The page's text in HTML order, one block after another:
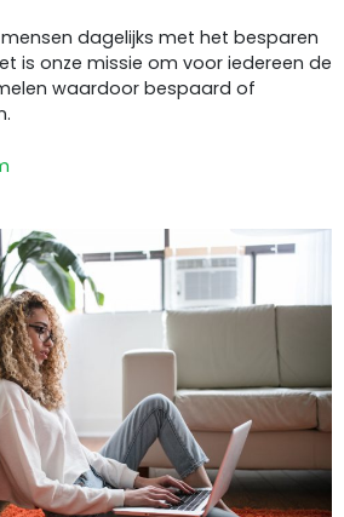
mensen dagelijks met het besparen
is onze missie om voor iedereen de
waardoor bespaard of